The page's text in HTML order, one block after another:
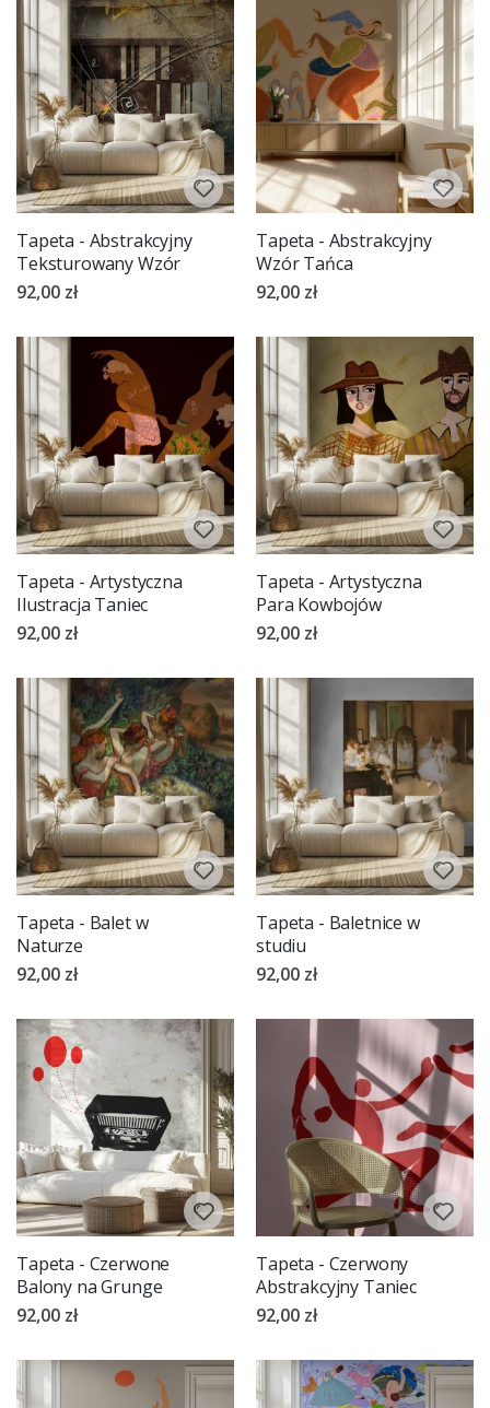
Tapeta - Abstrakcyjny
Teksturowany Wzór
92,00 zł
Tapeta - Abstrakcyjny
Wzór Tańca
92,00 zł
Tapeta - Artystyczna
Ilustracja Taniec
92,00 zł
Tapeta - Artystyczna
Para Kowbojów
92,00 zł
Tapeta - Balet w
Naturze
92,00 zł
Tapeta - Baletnice w
studiu
92,00 zł
Tapeta - Czerwone
Balony na Grunge
92,00 zł
Tapeta - Czerwony
Abstrakcyjny Taniec
92,00 zł